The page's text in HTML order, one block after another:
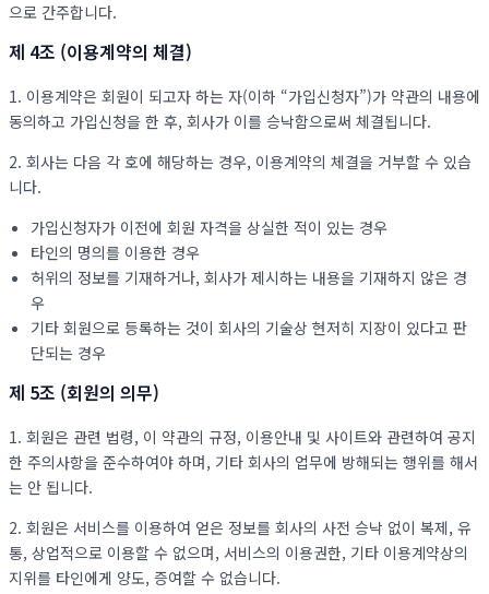
으로 간주합니다.
제 4조 (이용계약의 체결)
1. 이용계약은 회원이 되고자 하는 자(이하 “가입신청자”)가 약관의 내용에
동의하고 가입신청을 한 후, 회사가 이를 승낙함으로써 체결됩니다.
2. 회사는 다음 각 호에 해당하는 경우, 이용계약의 체결을 거부할 수 있습
니다.
가입신청자가 이전에 회원 자격을 상실한 적이 있는 경우
타인의 명의를 이용한 경우
허위의 정보를 기재하거나, 회사가 제시하는 내용을 기재하지 않은 경
우
기타 회원으로 등록하는 것이 회사의 기술상 현저히 지장이 있다고 판
단되는 경우
제 5조 (회원의 의무)
1. 회원은 관련 법령, 이 약관의 규정, 이용안내 및 사이트와 관련하여 공지
한 주의사항을 준수하여야 하며, 기타 회사의 업무에 방해되는 행위를 해서
는 안 됩니다.
2. 회원은 서비스를 이용하여 얻은 정보를 회사의 사전 승낙 없이 복제, 유
통, 상업적으로 이용할 수 없으며, 서비스의 이용권한, 기타 이용계약상의
지위를 타인에게 양도, 증여할 수 없습니다.